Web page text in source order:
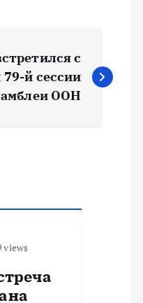
с
й сессии
ООН
views